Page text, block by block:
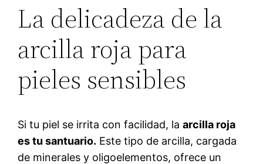
La delicadeza de la
arcilla roja para
pieles sensibles
Si tu piel se irrita con facilidad, laarcilla roja
es tu santuario. Este tipo de arcilla, cargada
de minerales y oligoelementos, ofrece un